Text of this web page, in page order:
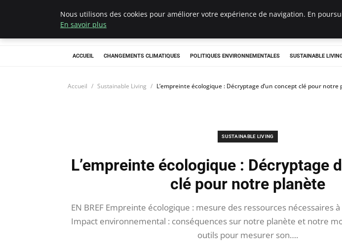
Climategatecountryclub.com
ACCUEIL CHANGEMENTS CLIMATIQUES POLITIQUES ENVIRONNEMENTALES SUSTAINABLE
Accueil Sustainable Living L’empreinte écologique : Décryptage d’un concept clé pour notre
SUSTAINABLE LIVING
L’empreinte écologique : Décryptage
clé pour notre planète
EN BREF Empreinte écologique : mesure des ressources nécessaires
Impact environnemental : conséquences sur notre planète et notre
outils pour mesurer son….
Nous utilisons des cookies pour améliorer votre expérience de navigation. En
En savoir plus